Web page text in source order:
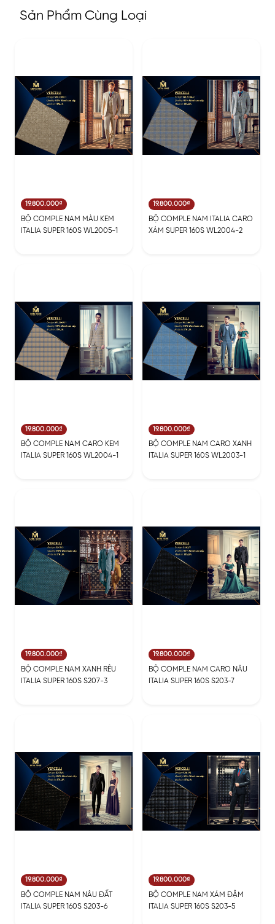
Sản Phẩm Cùng Loại
19.800.000₫
BỘ COMPLE NAM MÀU KEM
ITALIA SUPER 160S WL2005-1
19.800.000₫
BỘ COMPLE NAM ITALIA CARO
XÁM SUPER 160S WL2004-2
19.800.000₫
BỘ COMPLE NAM CARO KEM
ITALIA SUPER 160S WL2004-1
19.800.000₫
BỘ COMPLE NAM CARO XANH
ITALIA SUPER 160S WL2003-1
19.800.000₫
BỘ COMPLE NAM XANH RÊU
ITALIA SUPER 160S S207-3
19.800.000₫
BỘ COMPLE NAM CARO NÂU
ITALIA SUPER 160S S203-7
19.800.000₫
BỘ COMPLE NAM NÂU ĐẤT
ITALIA SUPER 160S S203-6
19.800.000₫
BỘ COMPLE NAM XÁM ĐẬM
ITALIA SUPER 160S S203-5